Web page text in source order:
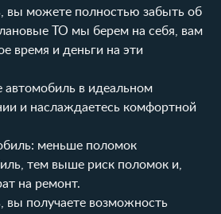
вы можете полностью забыть об
ТО мы берем на себя, вам
время и деньги на эти
автомобиль в идеальном
и наслаждаетесь комфортной
меньше поломок
тем выше риск поломок и,
на ремонт.
вы получаете возможность